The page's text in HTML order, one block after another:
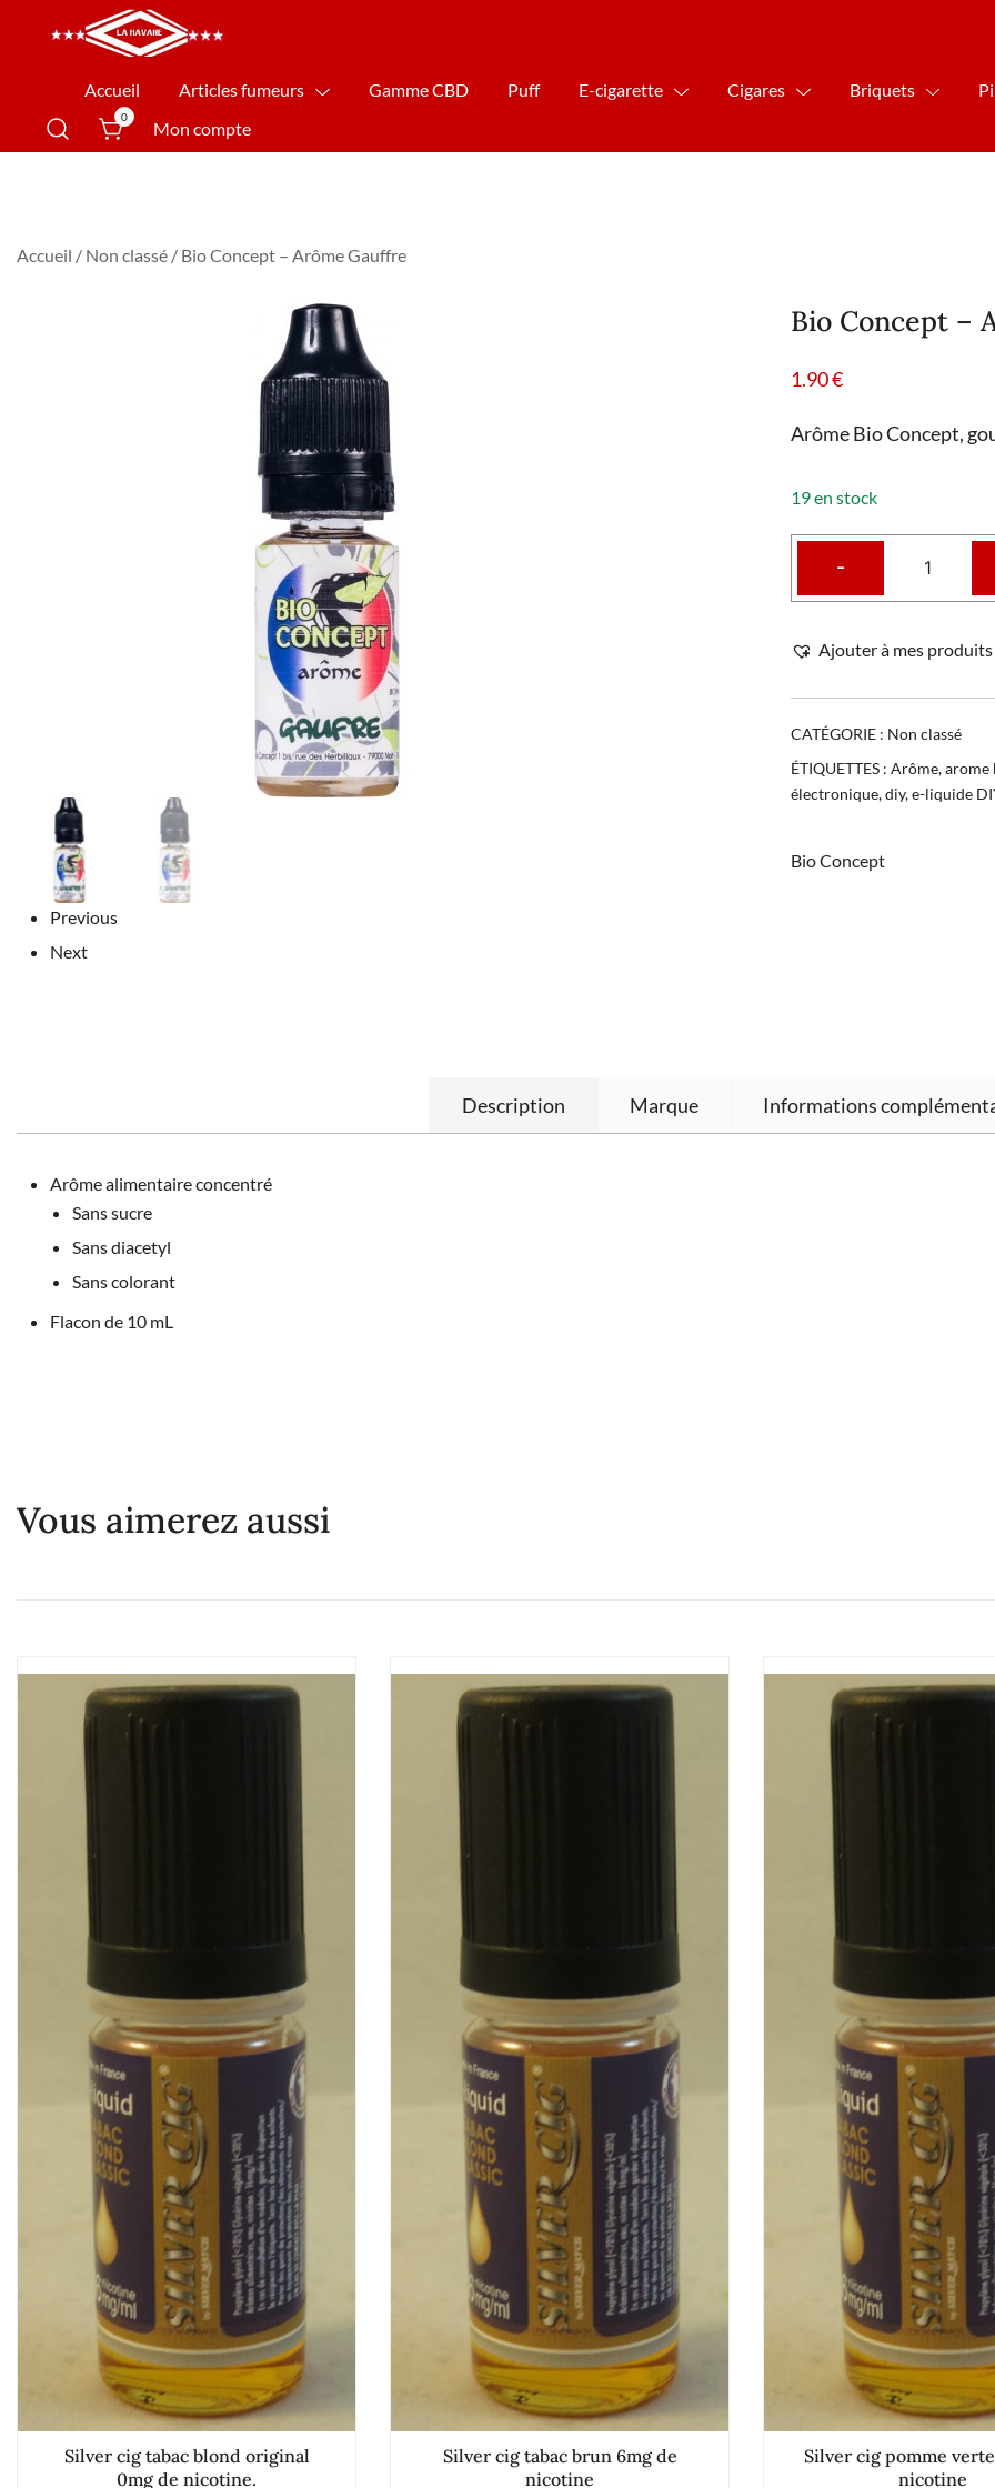
La Havane Nîmes
Accueil Articles fumeurs Gamme CBD Puff E-cigarette Cigares Briquets
0
Mon compte
Accueil / Non classé / Bio Concept – Arôme Gauffre
Previous
Next
Bio Concept –
1.90€
Arôme Bio Concept,
19 en stock
-
Ajouter à mes
CATÉGORIE : Non classé
ÉTIQUETTES : Arôme,arome
électronique,diy,e-liquide
Bio Concept
Description Marque Informations
Arôme alimentaire concentré
Sans sucre
Sans diacetyl
Sans colorant
Flacon de 10 mL
Vous aimerez aussi
Silver cig tabac blond original
0mg de nicotine.
Silver cig tabac brun 6mg de
nicotine
Silver cig pomme
nicotine